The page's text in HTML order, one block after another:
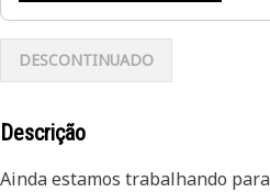
DESCONTINUADO
Descrição
Ainda estamos trabalhando